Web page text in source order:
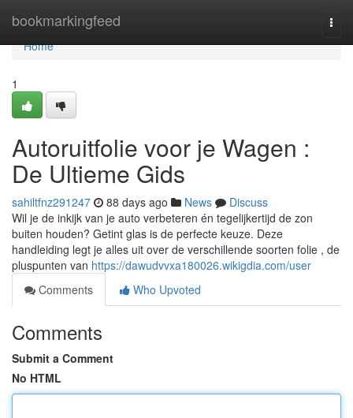
bookmarkingfeed
Home
Home
1
Autoruitfolie voor je Wagen :
De Ultieme Gids
sahiltfnz291247 88 days ago News
Discuss
Wil je de inkijk van je auto verbeteren én tegelijkertijd de zon
buiten houden? Getint glas is de perfecte keuze. Deze
handleiding legt je alles uit over de verschillende soorten folie , de
pluspunten van https://dawudvvxa180026.wikigdia.com/user
Comments
Who Upvoted
Comments
Submit a Comment
No HTML